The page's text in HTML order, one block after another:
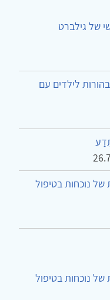
של גילברט
לילדים עם
נוכחות בטיפול
נוכחות בטיפול